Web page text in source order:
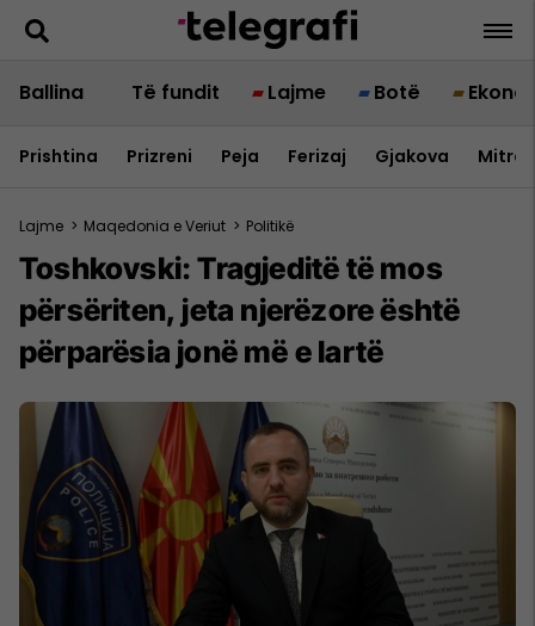
Ballina Të fundit Lajme Botë
Prishtina Prizreni Peja Ferizaj Gjakova
Lajme > Maqedonia e Veriut > Politikë
Toshkovski: Tragjeditë të mos
përsëriten, jeta njerëzore është
përparësia jonë më e lartë